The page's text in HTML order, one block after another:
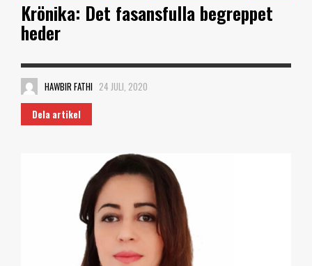
Krönika: Det fasansfulla begreppet
heder
HAWBIR FATHI 24 JULI, 2020
Dela artikel